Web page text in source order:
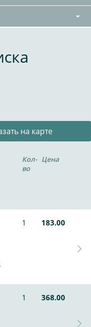
на карте
Кол-
во
Цена
1 183.00
1 368.00